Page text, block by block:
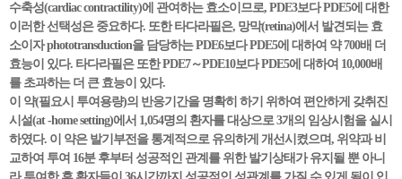
수축성(cardiac contractility)에 관여하는 효소이므로, PDE3보다 PDE5에 대한
이러한 선택성은 중요하다. 또한 타다라필은, 망막(retina)에서 발견되는 효
소이자 phototransduction을 담당하는 PDE6보다 PDE5에 대하여 약 700배 더
효능이 있다. 타다라필은 또한 PDE7～PDE10보다 PDE5에 대하여 10,000배
를 초과하는 더 큰 효능이 있다.
이 약(필요시 투여용량)의 반응기간을 명확히 하기 위하여 편안하게 갖취진
시설(at -home setting)에서 1,054명의 환자를 대상으로 3개의 임상시험을 실시
하였다. 이 약은 발기부전을 통계적으로 유의하게 개선시켰으며, 위약과 비
교하여 투여 16분 후부터 성공적인 관계를 위한 발기상태가 유지될 뿐 아니